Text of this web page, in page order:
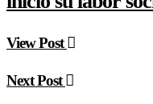
View Post
Next Post